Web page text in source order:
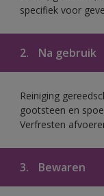
specifiek voor
2. Na gebruik
Reiniging
gootsteen en
Verfresten
3. Bewaren